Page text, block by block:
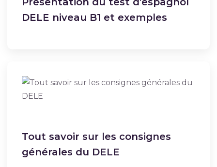
DELE niveau B1 et exemples
Tout savoir sur les consignes
générales du DELE